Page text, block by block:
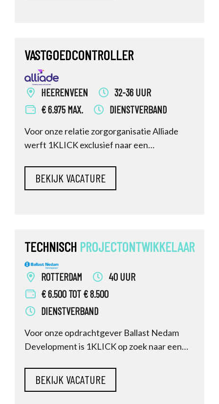
VASTGOEDCONTROLLER
HEERENVEEN
32-36 UUR
€ 6.975 MAX.
DIENSTVERBAND
Voor onze relatie zorgorganisatie Alliade
werft 1KLICK exclusief naar een
specifieke expertise op het
gebied van Vastgoed (& ICT / datagedreven
TECHNISCH PROJECTONTWIKKELAAR
ROTTERDAM
40 UUR
€ 6.500 TOT € 8.500
DIENSTVERBAND
Voor onze opdrachtgever Ballast Nedam
Development is 1KLICK op zoek naar een
bouwprocessen kan sturen. In deze rol
breng jij structuur, voorspelbaarheid en